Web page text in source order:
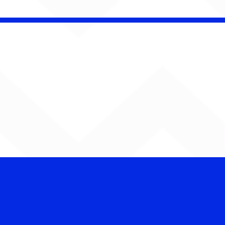
Bebé Pacheco e Ubandu